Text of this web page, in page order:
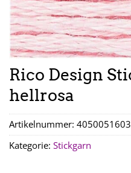
Rico Design
hellrosa
Artikelnummer:
Kategorie: Stickgarn